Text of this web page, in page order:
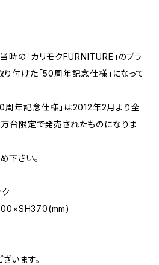
時の「カリモクFURNITURE」のブラ
り付けた「50周年記念仕様」になって
周年記念仕様」は2012年2月より全
台限定で発売されたものになりま
下さい。
います。